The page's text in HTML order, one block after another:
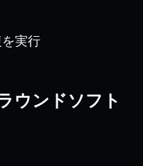
実行
ウンドソフト